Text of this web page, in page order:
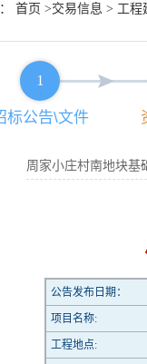
首页 >交易信息 > 工程
1
标公告\文件
周家小庄村南地块基
公告发布日期：
项目名称:
工程地点: